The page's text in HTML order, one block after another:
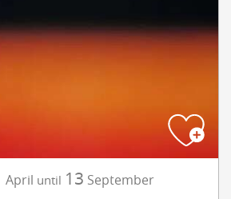
April until 13 September